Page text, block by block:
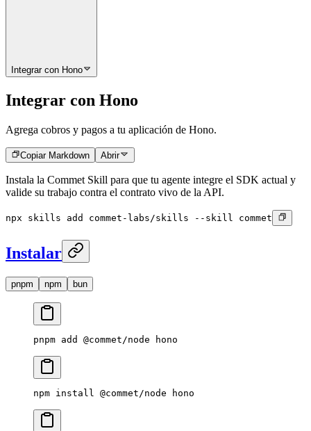
Integrar con Hono
Integrar con Hono
Agrega cobros y pagos a tu aplicación de Hono.
Copiar Markdown Abrir
Instala la Commet Skill para que tu agente integre el SDK actual y
valide su trabajo contra el contrato vivo de la API.
npx skills add commet-labs/skills --skill commet
Instalar
pnpm npm bun
pnpm add @commet/node hono
npm install @commet/node hono